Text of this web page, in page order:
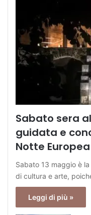
Sabato sera
guidata e
Notte
Sabato 13 maggio è
di cultura e arte,
Leggi di più »